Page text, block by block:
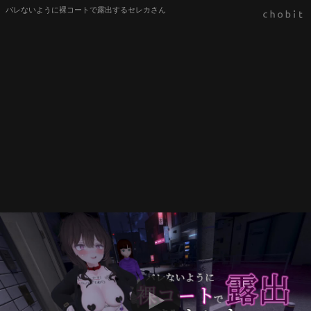
バレないように裸コートで露出するセレカさん